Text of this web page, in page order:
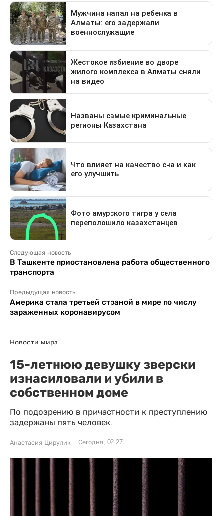
Следующая новость
В Ташкенте приостановлена работа общественного
транспорта
Предыдущая новость
Америка стала третьей страной в мире по числу
зараженных коронавирусом
Новости мира
15-летнюю девушку зверски
изнасиловали и убили в
собственном доме
По подозрению в причастности к преступлению
задержаны пять человек.
Анастасия Цирулик Сегодня, 02:27